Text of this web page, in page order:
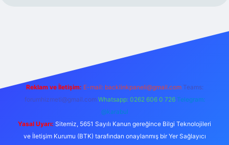
Reklam ve İletişim: E-mail: backlinkpaneli@gmail.com Teams:
forumhizmeti@gmail.com Whatsapp: 0262 606 0 726 Telegram:
@karabul
Yasal Uyarı: Sitemiz, 5651 Sayılı Kanun gereğince Bilgi Teknolojileri
ve İletişim Kurumu (BTK) tarafından onaylanmış bir Yer Sağlayıcı